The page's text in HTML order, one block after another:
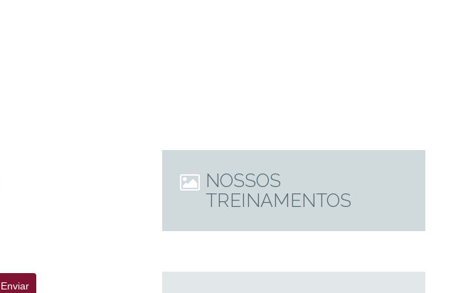
Enviar
NOSSOS
TREINAMENTOS